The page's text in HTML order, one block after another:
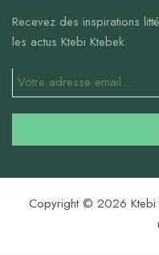
Recevez des inspirations
les actus Ktebi Ktebek.
Copyright © 2026 Ktebi